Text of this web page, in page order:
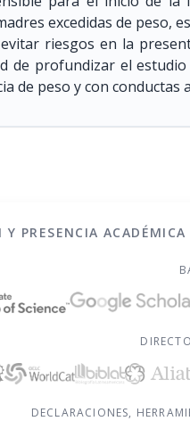
excedidas de peso,
riesgos en la
de profundizar el
de peso y con conductas
Y PRESENCIA
DECLARACIONES,